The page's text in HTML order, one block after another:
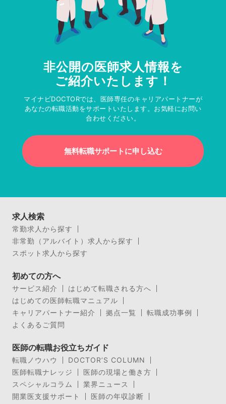
非公開の医師求人情報を
ご紹介いたします！
マイナビDOCTORでは、医師専任のキャリアパートナーが
あなたの転職活動をサポートいたします。お気軽にお問い
合わせください。
無料転職サポートに申し込む
求人検索
常勤求人から探す
非常勤（アルバイト）求人から探す
スポット求人から探す
初めての方へ
サービス紹介
はじめて転職される方へ
はじめての医師転職マニュアル
キャリアパートナー紹介
拠点一覧
転職成功事例
よくあるご質問
医師の転職お役立ちガイド
転職ノウハウ
DOCTOR’S COLUMN
医師転職ナレッジ
医師の現場と働き方
スペシャルコラム
業界ニュース
開業医支援サポート
医師の年収診断